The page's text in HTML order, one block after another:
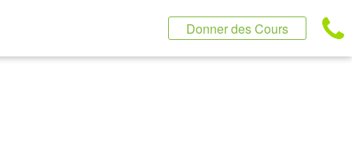
Donner des Cours